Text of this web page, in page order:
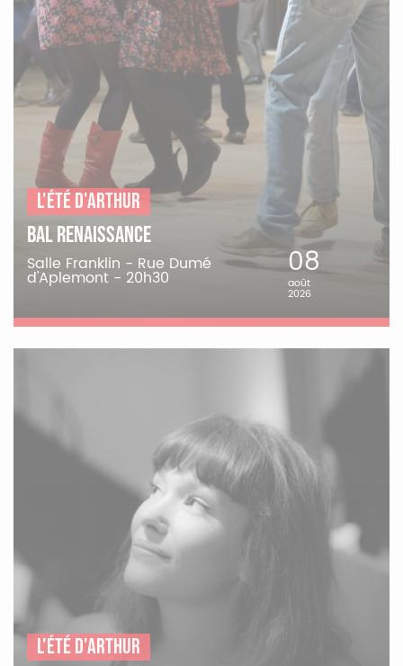
L'été d'Arthur
Bal Renaissance
Salle Franklin - Rue Dumé
d'Aplemont - 20h30 08
août
2026
L'été d'Arthur